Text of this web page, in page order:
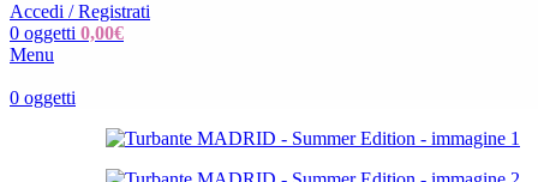
Accedi / Registrati
0 oggetti 0,00€
Menu
0 oggetti